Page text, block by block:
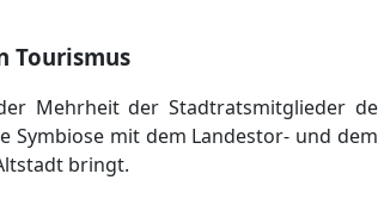
Tourismus
Mehrheit der Stadtratsmitglieder
Symbiose mit dem Landestor- und
bringt.